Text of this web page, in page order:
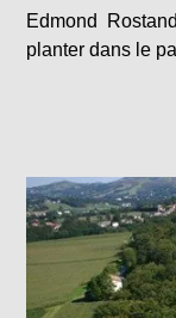
Edmond
planter dans le